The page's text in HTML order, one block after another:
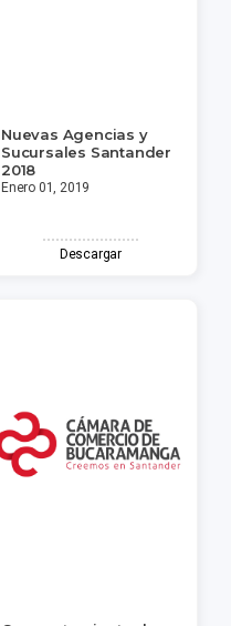
Nuevas Agencias y
Sucursales Santander
2018
Enero 01, 2019
Descargar